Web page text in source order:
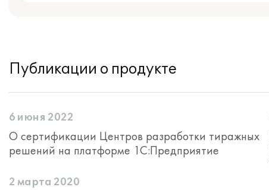
Публикации о продукте
6 июня 2022
О сертификации Центров разработки тиражных
решений на платформе 1С:Предприятие
2 марта 2020